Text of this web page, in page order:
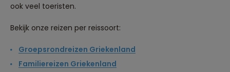
ook veel toeristen.
Bekijk onze reizen per reissoort:
Groepsrondreizen Griekenland
Familiereizen Griekenland